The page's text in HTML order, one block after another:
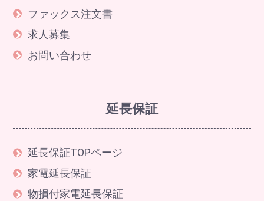
ファックス注文書
求人募集
お問い合わせ
延長保証
延長保証TOPページ
家電延長保証
物損付家電延長保証